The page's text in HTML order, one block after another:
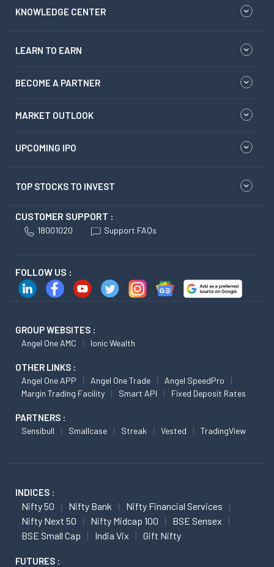
KNOWLEDGE CENTER
LEARN TO EARN
BECOME A PARTNER
MARKET OUTLOOK
UPCOMING IPO
TOP STOCKS TO INVEST
CUSTOMER SUPPORT :
18001020 Support FAQs
FOLLOW US :
GROUP WEBSITES :
Angel One AMC Ionic Wealth
OTHER LINKS :
Angel One APP Angel One Trade
Angel SpeedPro
Margin Trading Facility
Smart API Fixed Deposit Rates
PARTNERS :
Sensibull Smallcase Streak Vested TradingView
INDICES :
Nifty 50 Nifty Bank
Nifty Financial Services
Nifty Next 50
Nifty Midcap 100
BSE Sensex
BSE Small Cap
India Vix Gift Nifty
FUTURES :